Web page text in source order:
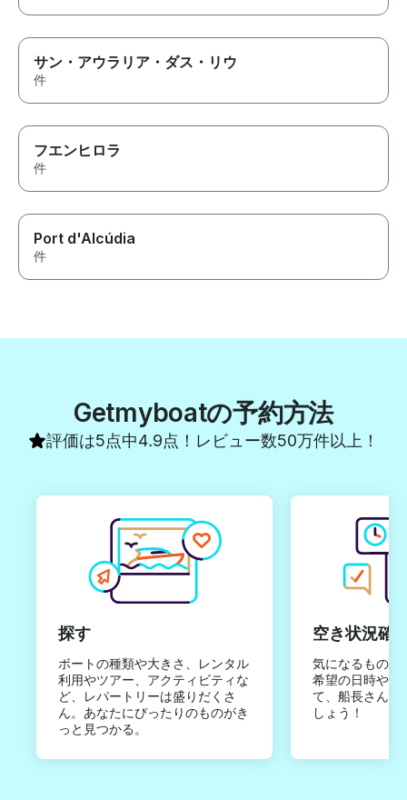
サン・アウラリア・ダス・リウ
件
フエンヒロラ
件
Port d'Alcúdia
件
Getmyboatの予約方法
評価は5点中4.9点！レビュー数50万件以上！
探す
ボートの種類や大きさ、レンタル
利用やツアー、アクティビティな
ど、レパートリーは盛りだくさ
ん。あなたにぴったりのものがき
っと見つかる。
空き状況確
気になるものは
希望の日時やご
て、船長さんか
しょう！